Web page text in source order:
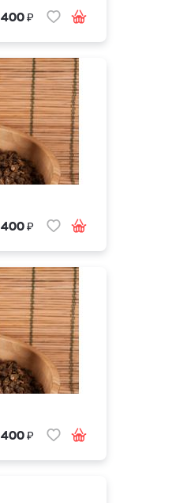
400₽
400₽
400₽